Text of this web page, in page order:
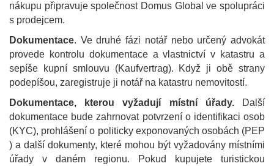
nákupu připravuje společnost Domus Global ve spolupráci
s prodejcem.
Dokumentace. Ve druhé fázi notář nebo určený advokát
provede kontrolu dokumentace a vlastnictví v katastru a
sepíše kupní smlouvu (Kaufvertrag). Když ji obě strany
podepíšou, zaregistruje ji notář na katastru nemovitostí.
Dokumentace, kterou vyžadují místní úřady.
Další
dokumentace bude zahrnovat potvrzení o identifikaci osob
(KYC), prohlášení o politicky exponovaných osobách (PEP
) a další dokumenty, které mohou být vyžadovány místními
úřady v daném regionu. Pokud kupujete turistickou